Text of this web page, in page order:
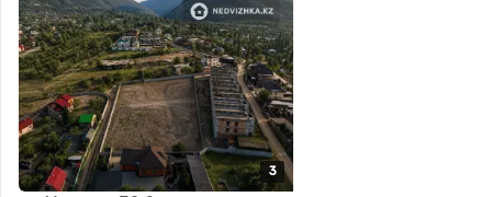
3
3
3